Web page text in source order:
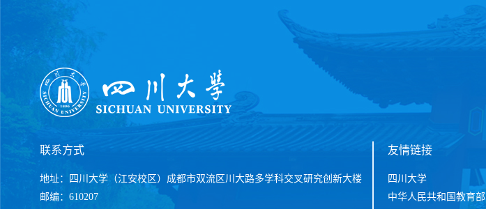
联系方式
地址：四川大学（江安校区）成都市双流区川大路多学科交叉研究创新大楼
邮编：610207
友情链接
四川大学
中华人民共和国教育部